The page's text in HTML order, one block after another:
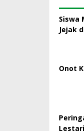
Siswa
Jejak
Onot